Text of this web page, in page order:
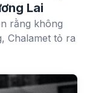
Lai
rằng không
Chalamet tỏ ra